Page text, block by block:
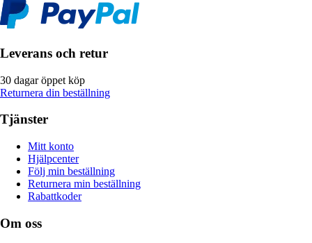
Leverans och retur
30 dagar öppet köp
Returnera din beställning
Tjänster
Mitt konto
Hjälpcenter
Följ min beställning
Returnera min beställning
Rabattkoder
Om oss